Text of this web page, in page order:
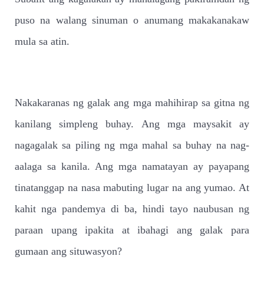
puso na walang sinuman o anumang makakanakaw
mula sa atin.
Nakakaranas ng galak ang mga mahihirap sa gitna ng
kanilang simpleng buhay. Ang mga maysakit ay
nagagalak sa piling ng mga mahal sa buhay na nag-
aalaga sa kanila. Ang mga namatayan ay payapang
tinatanggap na nasa mabuting lugar na ang yumao. At
kahit nga pandemya di ba, hindi tayo naubusan ng
paraan upang ipakita at ibahagi ang galak para
gumaan ang situwasyon?